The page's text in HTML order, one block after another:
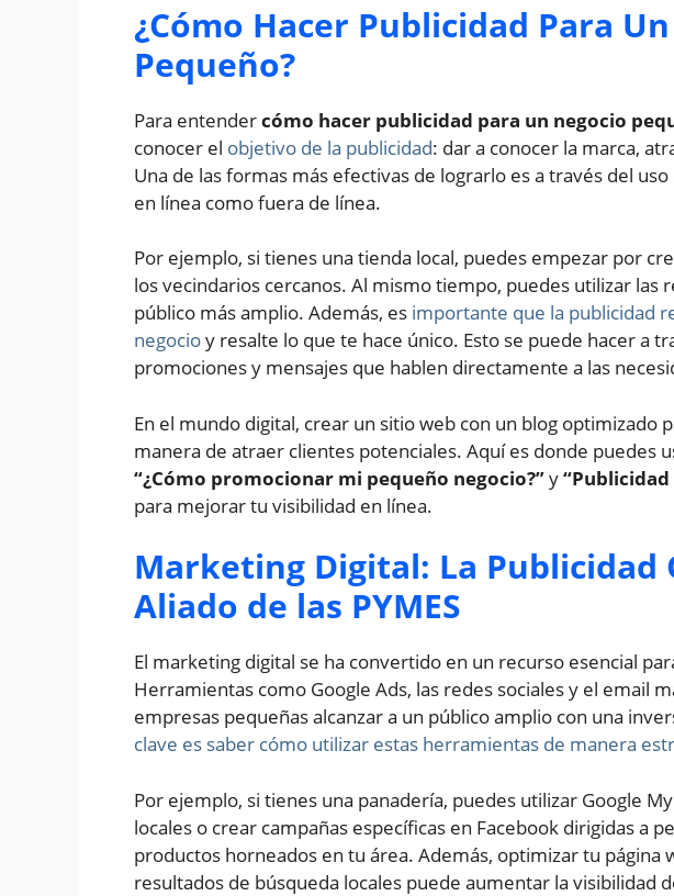
¿Cómo Hacer Publicidad Para
Pequeño?
Para entendercómo hacer publicidad para un negocio
conocer el objetivo de la publicidad: dar a conocer la marca,
Una de las formas más efectivas de lograrlo es a través del
en línea como fuera de línea.
Por ejemplo, si tienes una tienda local, puedes empezar por
los vecindarios cercanos. Al mismo tiempo, puedes utilizar las
público más amplio. Además, es importante que la publicidad
negocioy resalte lo que te hace único. Esto se puede hacer a
promociones y mensajes que hablen directamente a las
En el mundo digital, crear un sitio web con un blog optimizado
manera de atraer clientes potenciales. Aquí es donde puedes
“¿Cómo promocionar mi pequeño negocio?”y
para mejorar tu visibilidad en línea.
Marketing Digital: La Publicidad
Aliado de las PYMES
El marketing digital se ha convertido en un recurso esencial
Herramientas como Google Ads, las redes sociales y el email
empresas pequeñas alcanzar a un público amplio con una
clave es saber cómo utilizar estas herramientas de manera
Por ejemplo, si tienes una panadería, puedes utilizar Google
locales o crear campañas específicas en Facebook dirigidas a
productos horneados en tu área. Además, optimizar tu página
resultados de búsqueda locales puede aumentar la visibilidad